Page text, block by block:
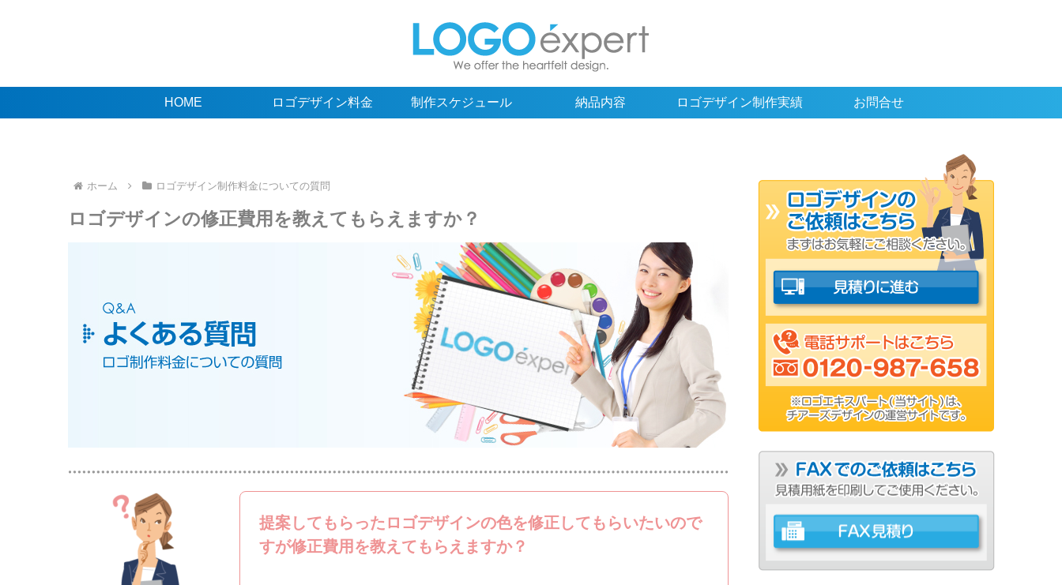
HOME ロゴデザイン料金 制作スケジュール 納品内容 ロゴデザイン制作実績 お問合せ
ホーム ロゴデザイン制作料金についての質問
ロゴデザインの修正費用を教えてもらえますか？
提案してもらったロゴデザインの色を修正してもらいたいので
すが修正費用を教えてもらえますか？